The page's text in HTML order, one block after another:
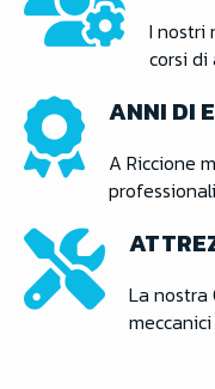
I nostri
corsi di
ANNI DI
A Riccione
La